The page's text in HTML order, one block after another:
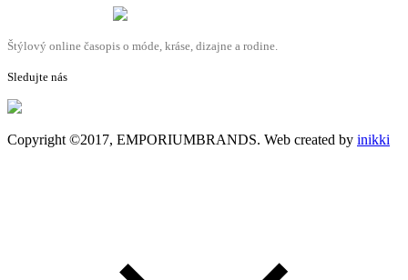
Štýlový online časopis o móde, kráse, dizajne a rodine.
Sledujte nás
Copyright ©2017, EMPORIUMBRANDS. Web created by inikki